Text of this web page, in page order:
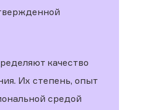
качество
Их степень, опыт
средой